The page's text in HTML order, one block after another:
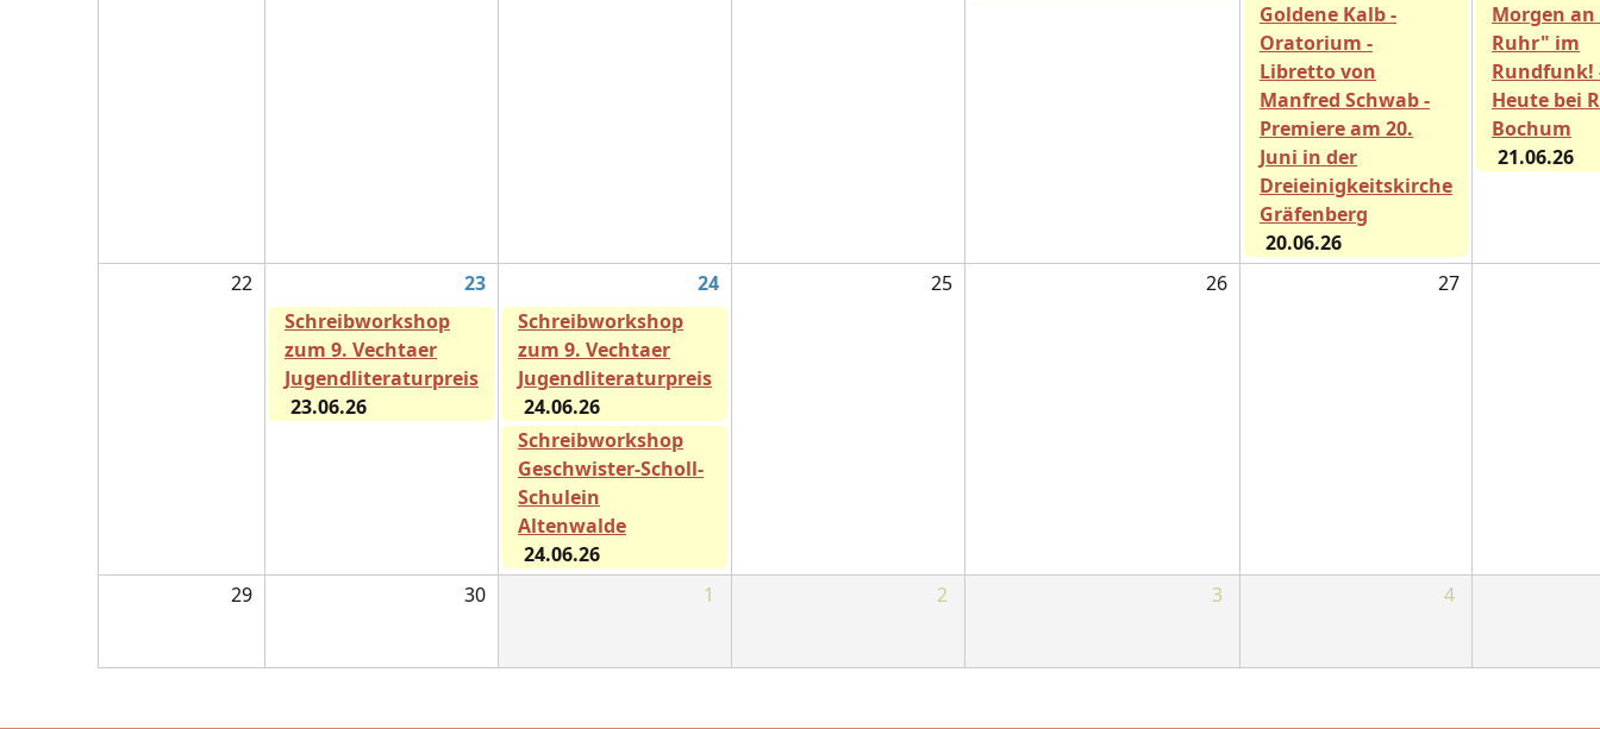
Goldene Kalb -
Oratorium -
Libretto von
Manfred Schwab -
Premiere am 20.
Juni in der
Dreieinigkeitskirche
Gräfenberg
20.06.26
Morgen an
Ruhr" im
Rundfunk!
Heute bei
Bochum
21.06.26
22 23 24 25 26
27
Schreibworkshop
zum 9. Vechtaer
Jugendliteraturpreis
23.06.26
Schreibworkshop
zum 9. Vechtaer
Jugendliteraturpreis
24.06.26
Schreibworkshop
Geschwister-Scholl-
Schulein
Altenwalde
24.06.26
29
30 1 2 3 4